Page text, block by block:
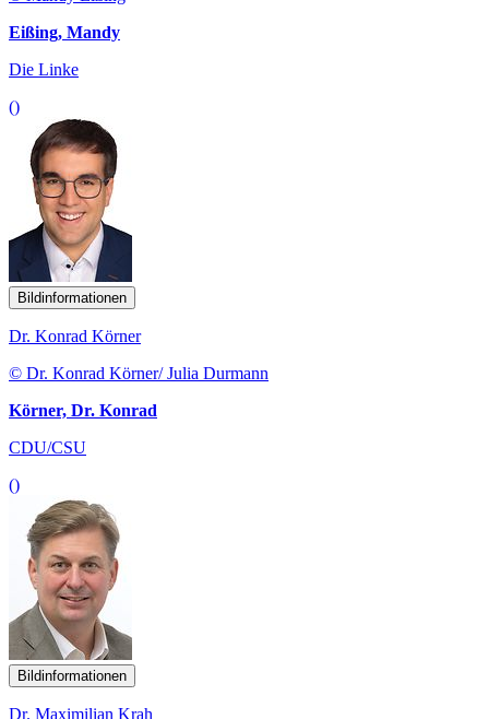
Eißing, Mandy
Die Linke
()
Bildinformationen
Dr. Konrad Körner
© Dr. Konrad Körner/ Julia Durmann
Körner, Dr. Konrad
CDU/CSU
()
Bildinformationen
Dr. Maximilian Krah